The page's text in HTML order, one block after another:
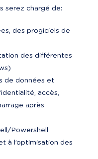
serez chargé de:
des progiciels de
des différentes
de données et
accès,
après
Powershell
à l’optimisation des